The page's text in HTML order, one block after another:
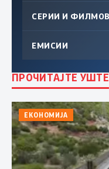
СЕРИИ И
ЕМИСИИ
ПРОЧИТАЈТЕ УШТЕ
ЕКОНОМИЈА